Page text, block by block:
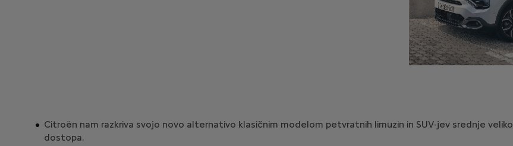
Citroën nam razkriva svojo novo alternativo klasičnim modelom petvratnih limuzin in SUV-jev srednje
dostopa.